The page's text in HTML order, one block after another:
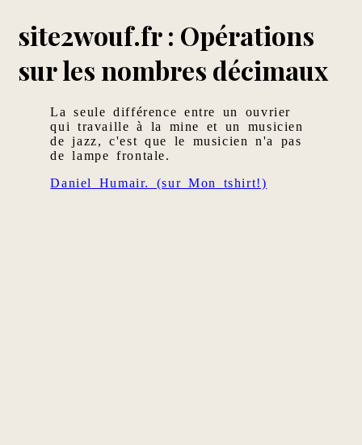
site2wouf.fr : Opérations
sur les nombres décimaux
La seule différence entre un ouvrier
qui travaille à la mine et un musicien
de jazz, c'est que le musicien n'a pas
de lampe frontale.
Daniel Humair. (sur Mon tshirt!)